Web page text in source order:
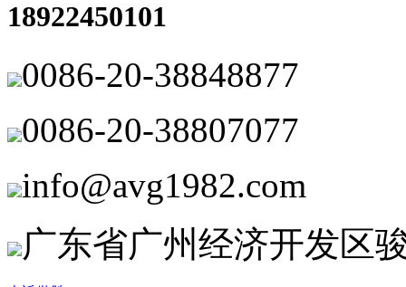
18922450101
0086-20-38848877
0086-20-38807077
info@avg1982.com
广东省广州经济开发区